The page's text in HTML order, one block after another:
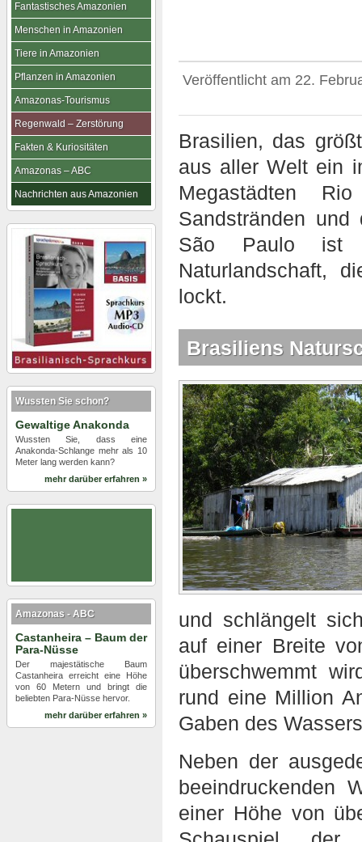
Veröffentlicht am 22.
Brasilien, das
aus aller Welt ein
Megastädten
Sandstränden
São Paulo ist
Naturlandschaft,
lockt.
Brasiliens
und schlängelt
auf einer Breite
überschwemmt
rund eine Million
Gaben des
Neben der
beeindruckenden
einer Höhe von
Fantastisches Amazonien
Menschen in Amazonien
Tiere in Amazonien
Pflanzen in Amazonien
Amazonas-Tourismus
Regenwald – Zerstörung
Fakten & Kuriositäten
Amazonas – ABC
Nachrichten aus Amazonien
Wussten Sie schon?
Gewaltige Anakonda
Wussten Sie, dass eine
Anakonda-Schlange mehr als 10
Meter lang werden kann?
mehr darüber erfahren »
Amazonas - ABC
Castanheira – Baum der
Para-Nüsse
Der majestätische Baum
Castanheira erreicht eine Höhe
von 60 Metern und bringt die
beliebten Para-Nüsse hervor.
mehr darüber erfahren »